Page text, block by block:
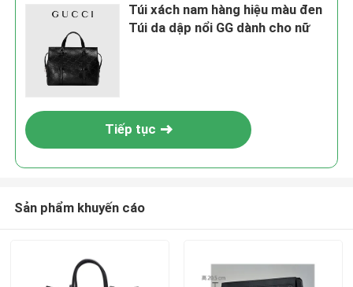
Túi xách nam hàng hiệu màu đen
Túi da dập nổi GG dành cho nữ
Tiếp tục
Sản phẩm khuyến cáo